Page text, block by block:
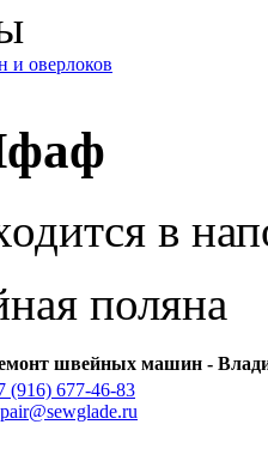
оверлоков
в
поляна
швейных машин -
(916) 677-46-83